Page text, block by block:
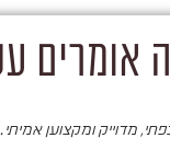
אומרים
מדוייק ומקצוען